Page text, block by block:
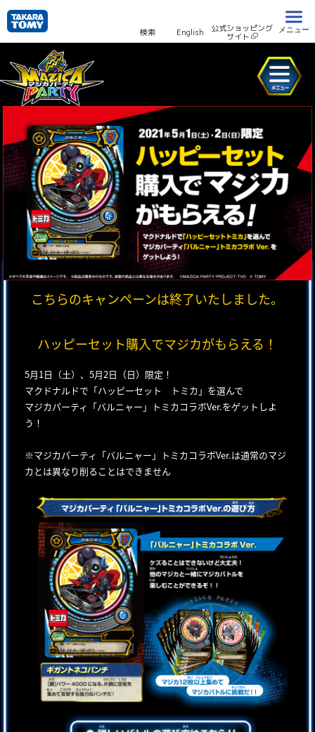
検索 English 公式ショッピング
サイト
メニュー
こちらのキャンペーンは終了いたしました。
ハッピーセット購入でマジカがもらえる！
5月1日（土）、5月2日（日）限定！
マクドナルドで「ハッピーセット トミカ」を選んで
マジカパーティ「バルニャー」トミカコラボVer.をゲットしよ
う！
※マジカパーティ「バルニャー」トミカコラボVer.は通常のマジ
カとは異なり削ることはできません